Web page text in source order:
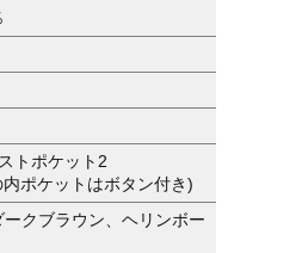
トポケット2
ポケットはボタン付き)
クブラウン、ヘリンボー